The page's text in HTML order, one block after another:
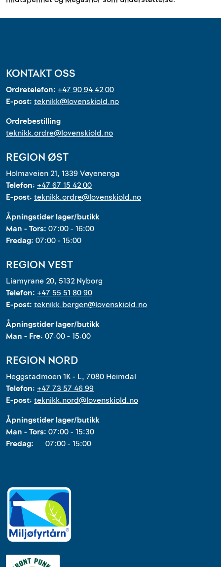
KONTAKT OSS
Ordretelefon: +47 90 94 42 00
E-post: teknikk@lovenskiold.no
Ordrebestilling
teknikk.ordre@lovenskiold.no
REGION ØST
Holmaveien 21, 1339 Vøyenenga
Telefon: +47 67 15 42 00
E-post: teknikk.ordre@lovenskiold.no
Åpningstider lager/butikk
Man - Tors: 07:00 - 16:00
Fredag: 07:00 - 15:00
REGION VEST
Liamyrane 20, 5132 Nyborg
Telefon: +47 55 51 80 90
E-post: teknikk.bergen@lovenskiold.no
Åpningstider lager/butikk
Man - Fre: 07:00 - 15:00
REGION NORD
Heggstadmoen 1K - L, 7080 Heimdal
Telefon: +47 73 57 46 99
E-post: teknikk.nord@lovenskiold.no
Åpningstider lager/butikk
Man - Tors: 07:00 - 15:30
Fredag: 07:00 - 15:00